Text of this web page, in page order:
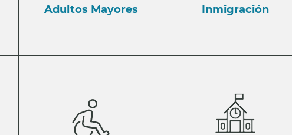
Adultos Mayores Inmigración